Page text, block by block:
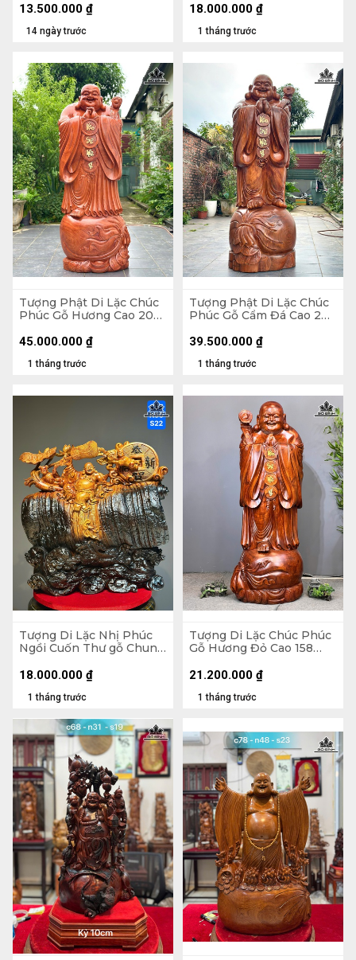
14 ngày trước
13.500.000 ₫
1 tháng trước
18.000.000 ₫
Tượng Phật Di Lặc Chúc
Phúc Gỗ Hương Cao 200
1 tháng trước
45.000.000 ₫
Tượng Phật Di Lặc Chúc
Phúc Gỗ Cẩm Đá Cao 200
1 tháng trước
39.500.000 ₫
Tượng Di Lặc Nhị Phúc
Ngồi Cuốn Thư gỗ Chun
50 Sâu 22 (cm)
1 tháng trước
18.000.000 ₫
Tượng Di Lặc Chúc Phúc
Gỗ Hương Đỏ Cao 158
1 tháng trước
21.200.000 ₫